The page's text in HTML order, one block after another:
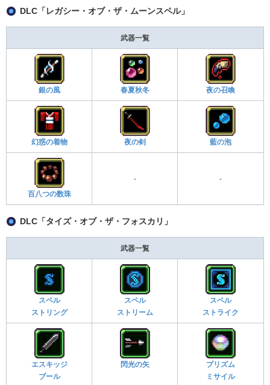
DLC「レガシー・オブ・ザ・ムーンスペル」
武器一覧
銀の風 春夏秋冬 夜の召喚
幻惑の着物 夜の剣 藍の泡
百八つの数珠
- -
DLC「タイズ・オブ・ザ・フォスカリ」
武器一覧
スペル
ストリング
スペル
ストリーム
スペル
ストライク
エスキッジ
ブール
閃光の矢
プリズム
ミサイル